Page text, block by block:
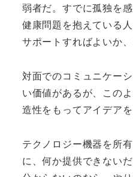
弱者だ。すでに孤独を
健康問題を抱えている
サポートすればよいか
対面でのコミュニケー
い価値があるが、この
造性をもってアイデア
テクノロジー機器を所
に、何か提供できない